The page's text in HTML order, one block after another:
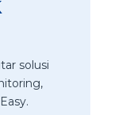
solusi